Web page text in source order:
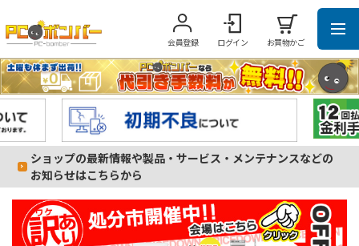
会員登録 ログイン お買物かご
ショップの最新情報や製品・サービス・メンテナンスなどの
お知らせはこちらから